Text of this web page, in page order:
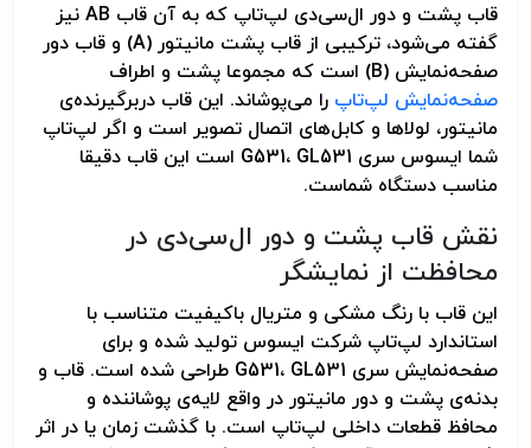
قاب پشت و دور ال‌سی‌دی لپ‌تاپ که به آن قاب AB نیز
گفته می‌شود، ترکیبی از قاب پشت مانیتور (A) و قاب دور
صفحه‌نمایش (B) است که مجموعا پشت و اطراف
صفحه‌نمایش لپ‌تاپ را می‌پوشاند. این قاب دربرگیرنده‌ی
مانیتور، لولاها و کابل‌های اتصال تصویر است و اگر لپ‌تاپ
شما ایسوس سری G531، GL531 است این قاب دقیقا
مناسب دستگاه شماست.
نقش قاب پشت و دور ال‌سی‌دی در
محافظت از نمایشگر
این قاب با رنگ مشکی و متریال باکیفیت متناسب با
استاندارد لپ‌تاپ شرکت ایسوس تولید شده و برای
صفحه‌نمایش سری G531، GL531 طراحی شده است. قاب و
بدنه‌ی پشت و دور مانیتور در واقع لایه‌ی پوشاننده و
محافظ قطعات داخلی لپ‌تاپ است. با گذشت زمان یا در اثر